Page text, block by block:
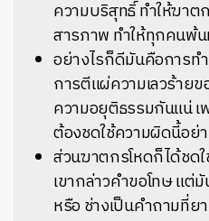
ความบริสุทธิ์ ทำให้ฆา
สารภาพ ทำให้ทุกคนพ้
อย่างไรก็ดีมันคือการท
การตีแผ่ความเลวร้าย
ความอยุติธรรมกันแน่ เ
ต้องชดใช้ความผิดนี้อย่
ส่วนฆาตกรโหดก็ได้ชด
เขากล่าวคำขอโทษ แต่
หรือ ช่างเป็นคำถามที่ย